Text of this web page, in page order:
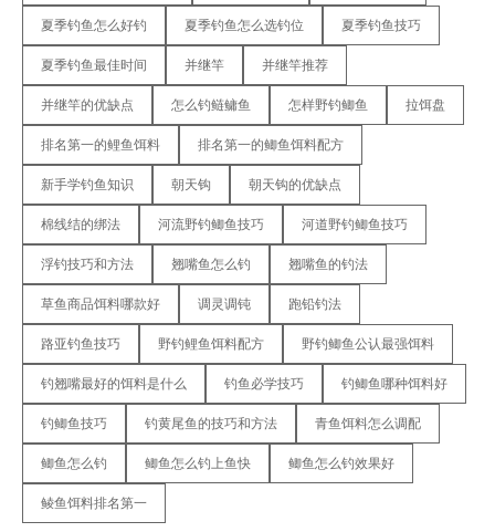
夏季钓鱼怎么好钓 夏季钓鱼怎么选钓位 夏季钓鱼技巧
夏季钓鱼最佳时间 并继竿 并继竿推荐
并继竿的优缺点 怎么钓鲢鳙鱼 怎样野钓鲫鱼 拉饵盘
排名第一的鲤鱼饵料 排名第一的鲫鱼饵料配方
新手学钓鱼知识 朝天钩 朝天钩的优缺点
棉线结的绑法 河流野钓鲫鱼技巧 河道野钓鲫鱼技巧
浮钓技巧和方法 翘嘴鱼怎么钓 翘嘴鱼的钓法
草鱼商品饵料哪款好 调灵调钝 跑铅钓法
路亚钓鱼技巧 野钓鲤鱼饵料配方 野钓鲫鱼公认最强饵料
钓翘嘴最好的饵料是什么 钓鱼必学技巧 钓鲫鱼哪种饵料好
钓鲫鱼技巧 钓黄尾鱼的技巧和方法 青鱼饵料怎么调配
鲫鱼怎么钓 鲫鱼怎么钓上鱼快 鲫鱼怎么钓效果好
鲮鱼饵料排名第一